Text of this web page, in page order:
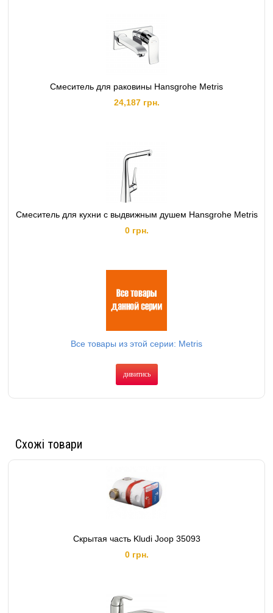
Смеситель для раковины Hansgrohe Metris
24,187 грн.
Смеситель для кухни с выдвижным душем Hansgrohe Metris
0 грн.
Все товары из этой серии: Metris
дивитись
Схожі товари
Скрытая часть Kludi Joop 35093
0 грн.